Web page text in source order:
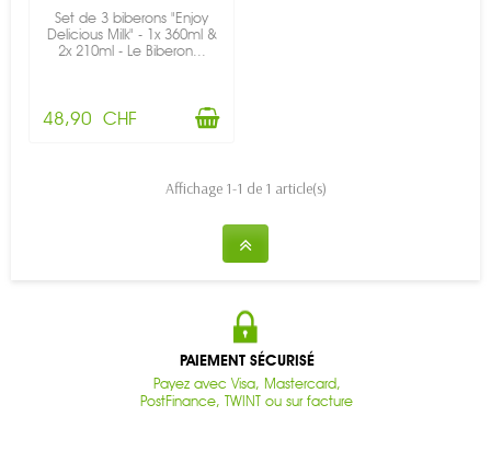
Set de 3 biberons "Enjoy
Delicious Milk" - 1x 360ml &
2x 210ml - Le Biberon...
48,90 CHF
Affichage 1-1 de 1 article(s)
PAIEMENT SÉCURISÉ
Payez avec Visa, Mastercard,
PostFinance, TWINT ou sur facture